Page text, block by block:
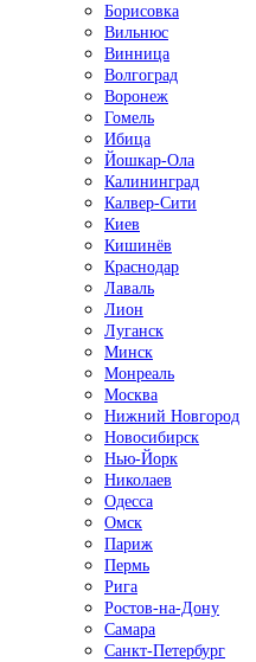
Борисовка
Вильнюс
Винница
Волгоград
Воронеж
Гомель
Ибица
Йошкар-Ола
Калининград
Калвер-Сити
Киев
Кишинёв
Краснодар
Лаваль
Лион
Луганск
Минск
Монреаль
Москва
Нижний Новгород
Новосибирск
Нью-Йорк
Николаев
Одесса
Омск
Париж
Пермь
Рига
Ростов-на-Дону
Самара
Санкт-Петербург